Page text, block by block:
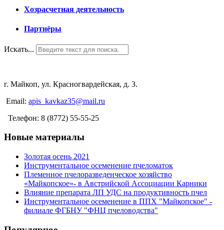
Хозрасчетная деятельность
Партнёры
Искать...
г. Майкоп, ул. Красногвардейская, д. 3.
Email: apis_kavkaz35@mail.ru
Телефон: 8 (8772) 55-55-25
Новые материалы
Золотая осень 2021
Инструментальное осеменение пчеломаток
Племенное пчелоразведенческое хозяйство
«Майкопское»- в Австрийской Ассоциации Карники
Влияние препарата ЛП УДС на продуктивность пчел
Инструментальное осеменение в ППХ "Майкопское" -
филиале ФГБНУ "ФНЦ пчеловодства"